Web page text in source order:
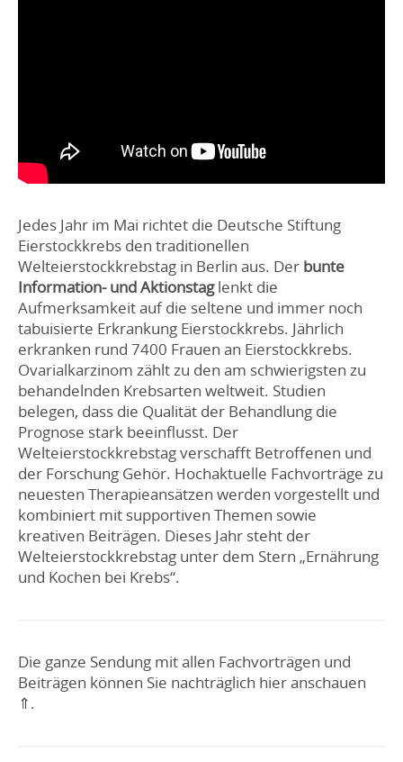
Jedes Jahr im Mai richtet die Deutsche Stiftung
Eierstockkrebs den traditionellen
Welteierstockkrebstag in Berlin aus. Der bunte
Information- und Aktionstaglenkt die
Aufmerksamkeit auf die seltene und immer noch
tabuisierte Erkrankung Eierstockkrebs. Jährlich
erkranken rund 7400 Frauen an Eierstockkrebs.
Ovarialkarzinom zählt zu den am schwierigsten zu
behandelnden Krebsarten weltweit. Studien
belegen, dass die Qualität der Behandlung die
Prognose stark beeinflusst. Der
Welteierstockkrebstag verschafft Betroffenen und
der Forschung Gehör. Hochaktuelle Fachvorträge zu
neuesten Therapieansätzen werden vorgestellt und
kombiniert mit supportiven Themen sowie
kreativen Beiträgen. Dieses Jahr steht der
Welteierstockkrebstag unter dem Stern „Ernährung
und Kochen bei Krebs“.
Die ganze Sendung mit allen Fachvorträgen und
Beiträgen können Sie nachträglich hier anschauen
⇑.